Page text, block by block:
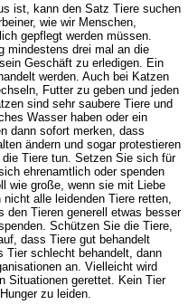
ist, kann den Satz Tiere suchen
wie wir Menschen,
gepflegt werden müssen.
mindestens drei mal an die
Geschäft zu erledigen. Ein
werden. Auch bei Katzen
Futter zu geben und jeden
sind sehr saubere Tiere und
Wasser haben oder ein
dann sofort merken, dass
ändern und sogar protestieren
Tiere tun. Setzen Sie sich für
ehrenamtlich oder spenden
wie große, wenn sie mit Liebe
alle leidenden Tiere retten,
den Tieren generell etwas besser
Schützen Sie die Tiere,
dass Tiere gut behandelt
Tier schlecht behandelt, dann
an. Vielleicht wird
Situationen gerettet. Kein Tier
zu leiden.